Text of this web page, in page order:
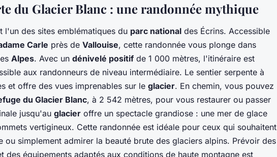
du Glacier Blanc : une randonnée mythique
l'un des sites emblématiques du parc national des Écrins. Accessible
Carle près de Vallouise, cette randonnée vous plonge dans
Alpes. Avec un dénivelé positif de 1 000 mètres, l'itinéraire est
aux randonneurs de niveau intermédiaire. Le sentier serpente à
et offre des vues imprenables sur le glacier. En chemin, vous pouvez
du Glacier Blanc, à 2 542 mètres, pour vous restaurer ou passer
jusqu'au glacier offre un spectacle grandiose : une mer de glace
vertigineux. Cette randonnée est idéale pour ceux qui souhaitent
ou simplement admirer la beauté brute des glaciers alpins. Prévoir des
des équipements adaptés aux conditions de haute montagne est